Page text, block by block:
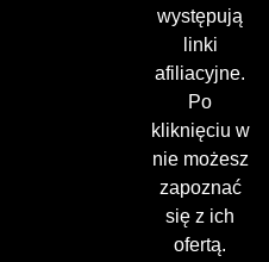
występują
linki
afiliacyjne.
Po
kliknięciu w
nie możesz
zapoznać
się z ich
ofertą.